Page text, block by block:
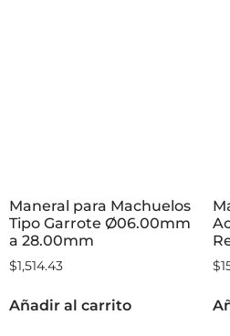
Maneral para Machuelos
Tipo Garrote Ø06.00mm
a 28.00mm
$1,514.43
Añadir al carrito
$